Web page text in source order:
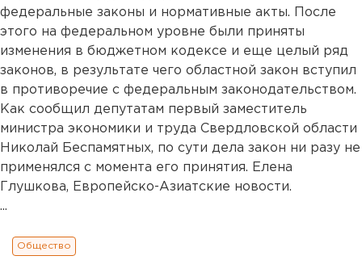
федеральные законы и нормативные акты. После
этого на федеральном уровне были приняты
изменения в бюджетном кодексе и еще целый ряд
законов, в результате чего областной закон вступил
в противоречие с федеральным законодательством.
Как сообщил депутатам первый заместитель
министра экономики и труда Свердловской области
Николай Беспамятных, по сути дела закон ни разу не
применялся с момента его принятия. Елена
Глушкова, Европейско-Азиатские новости.
...
Общество